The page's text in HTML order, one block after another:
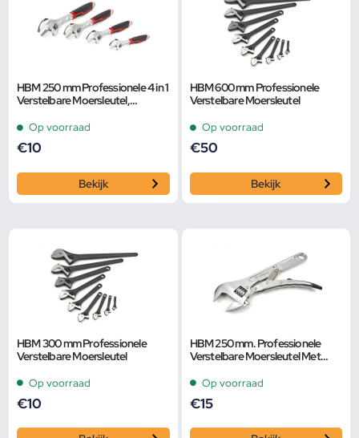
HBM 250 mm Professionele 4 in 1
Verstelbare Moersleutel,
Op voorraad
€10
Bekijk
HBM 600 mm Professionele
Verstelbare Moersleutel
Op voorraad
€50
Bekijk
HBM 300 mm Professionele
Verstelbare Moersleutel
Op voorraad
€10
HBM 250 mm. Professionele
Verstelbare Moersleutel Met
Op voorraad
€15